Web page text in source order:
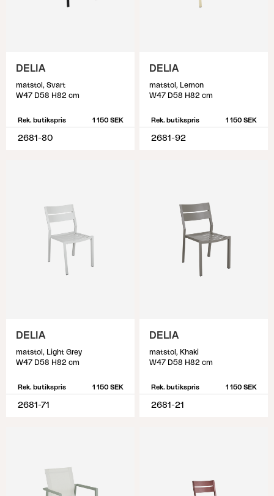
DELIA
matstol, Svart
W47 D58 H82 cm
Rek. butikspris 1 150 SEK
2681-80
DELIA
matstol, Lemon
W47 D58 H82 cm
Rek. butikspris 1 150 SEK
2681-92
DELIA
matstol, Light Grey
W47 D58 H82 cm
Rek. butikspris 1 150 SEK
2681-71
DELIA
matstol, Khaki
W47 D58 H82 cm
Rek. butikspris 1 150 SEK
2681-21